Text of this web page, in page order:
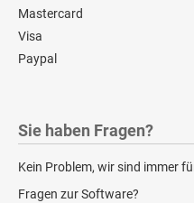
Mastercard
Visa
Paypal
Sie haben Fragen?
Kein Problem, wir sind immer
Fragen zur Software?